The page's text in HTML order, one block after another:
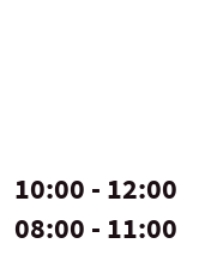
10:00 - 12:00
08:00 - 11:00